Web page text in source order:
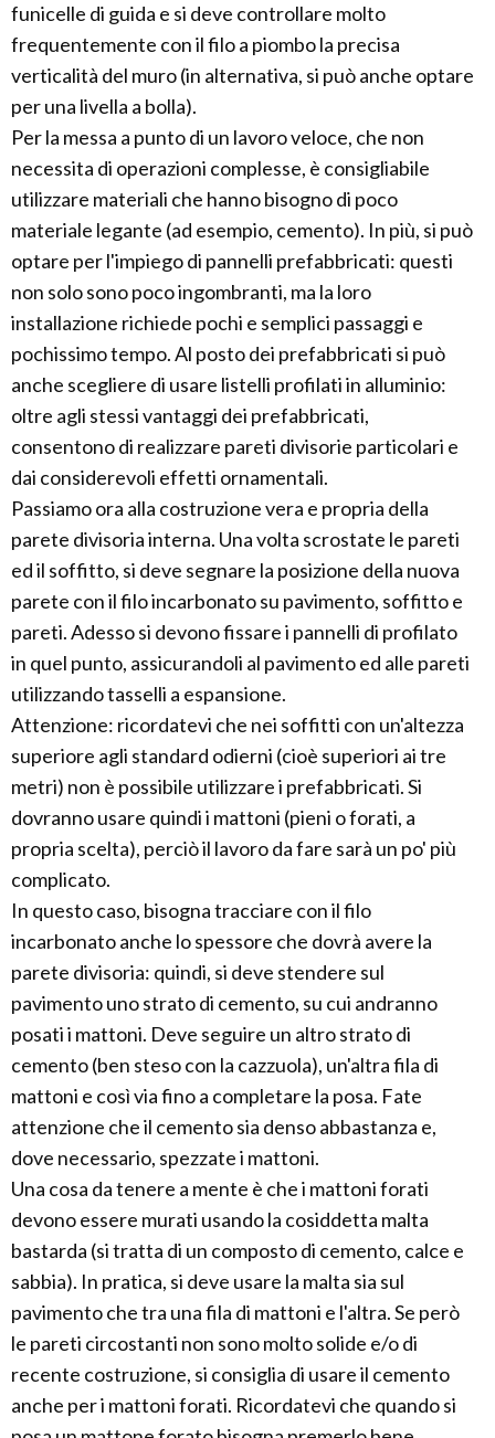
funicelle di guida e si deve controllare molto
frequentemente con il filo a piombo la precisa
verticalità del muro (in alternativa, si può anche optare
per una livella a bolla).
Per la messa a punto di un lavoro veloce, che non
necessita di operazioni complesse, è consigliabile
utilizzare materiali che hanno bisogno di poco
materiale legante (ad esempio, cemento). In più, si può
optare per l'impiego di pannelli prefabbricati: questi
non solo sono poco ingombranti, ma la loro
installazione richiede pochi e semplici passaggi e
pochissimo tempo. Al posto dei prefabbricati si può
anche scegliere di usare listelli profilati in alluminio:
oltre agli stessi vantaggi dei prefabbricati,
consentono di realizzare pareti divisorie particolari e
dai considerevoli effetti ornamentali.
Passiamo ora alla costruzione vera e propria della
parete divisoria interna. Una volta scrostate le pareti
ed il soffitto, si deve segnare la posizione della nuova
parete con il filo incarbonato su pavimento, soffitto e
pareti. Adesso si devono fissare i pannelli di profilato
in quel punto, assicurandoli al pavimento ed alle pareti
utilizzando tasselli a espansione.
Attenzione: ricordatevi che nei soffitti con un'altezza
superiore agli standard odierni (cioè superiori ai tre
metri) non è possibile utilizzare i prefabbricati. Si
dovranno usare quindi i mattoni (pieni o forati, a
propria scelta), perciò il lavoro da fare sarà un po' più
complicato.
In questo caso, bisogna tracciare con il filo
incarbonato anche lo spessore che dovrà avere la
parete divisoria: quindi, si deve stendere sul
pavimento uno strato di cemento, su cui andranno
posati i mattoni. Deve seguire un altro strato di
cemento (ben steso con la cazzuola), un'altra fila di
mattoni e così via fino a completare la posa. Fate
attenzione che il cemento sia denso abbastanza e,
dove necessario, spezzate i mattoni.
Una cosa da tenere a mente è che i mattoni forati
devono essere murati usando la cosiddetta malta
bastarda (si tratta di un composto di cemento, calce e
sabbia). In pratica, si deve usare la malta sia sul
pavimento che tra una fila di mattoni e l'altra. Se però
le pareti circostanti non sono molto solide e/o di
recente costruzione, si consiglia di usare il cemento
anche per i mattoni forati. Ricordatevi che quando si